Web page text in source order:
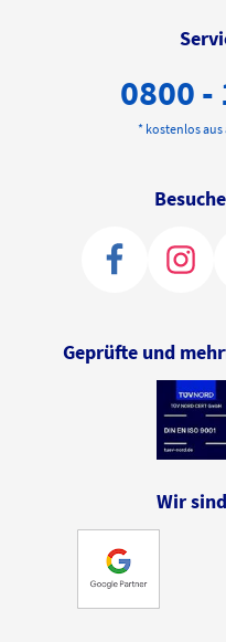
0800 -
* kostenlos
Geprüfte und
Wir